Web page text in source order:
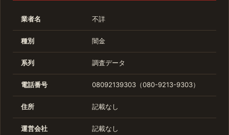
業者名 不詳
種別 闇金
系列 調査データ
電話番号 08092139303（080-9213-9303）
住所 記載なし
運営会社 記載なし